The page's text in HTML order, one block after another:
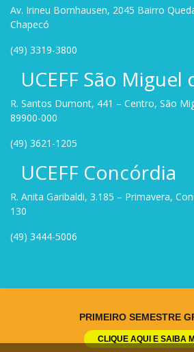
PRIMEIRO SEMESTRE
CLIQUE AQUI E SAIBA
Av. Irineu Bornhausen, 2045 Bairro
Chapecó
(49) 3319-3800
UCEFF São Miguel
R. Santos Dumont, 441 – Centro, São
89900-000
(49) 3621-1205
UCEFF Concórdia
R. Anita Garibaldi, 3.185 – Primavera,
130
(49) 3444-5006
Rock Stage.